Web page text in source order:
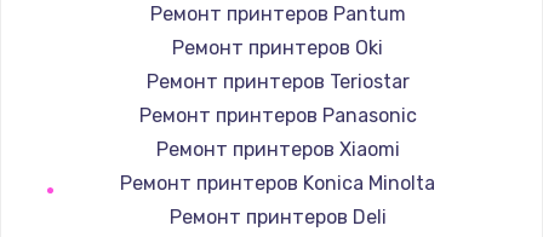
2000 руб.
Заказать
Замена вентилятора
970 руб.
Заказать
Ремонт принтеров Pantum
Ремонт принтеров Oki
Ремонт принтеров Teriostar
Ремонт принтеров Panasonic
Ремонт принтеров Xiaomi
Ремонт принтеров Konica Minolta
Ремонт принтеров Deli